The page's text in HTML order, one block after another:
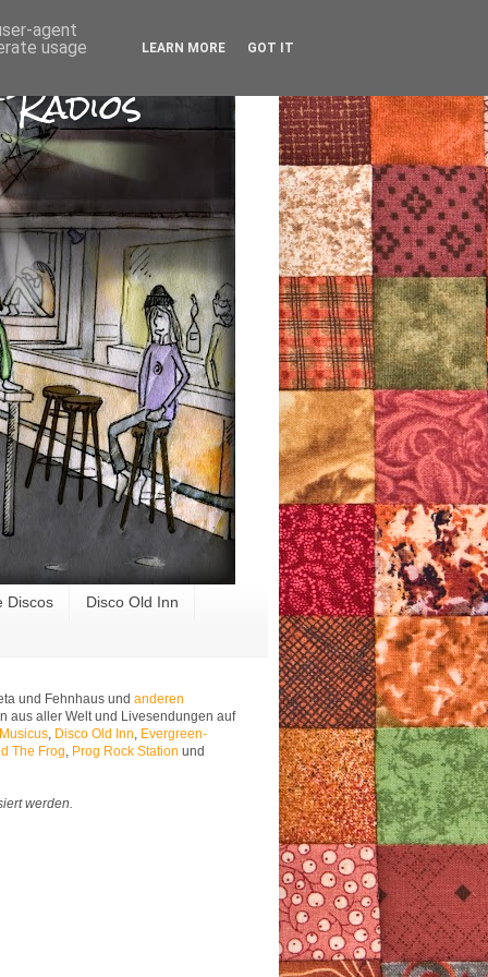
Discos Disco Old Inn
und Fehnhaus und anderen
aus aller Welt und Livesendungen auf
Disco Old Inn Evergreen-
The Frog Prog Rock Station und
werden.
agent
usage
LEARN MORE GOT IT